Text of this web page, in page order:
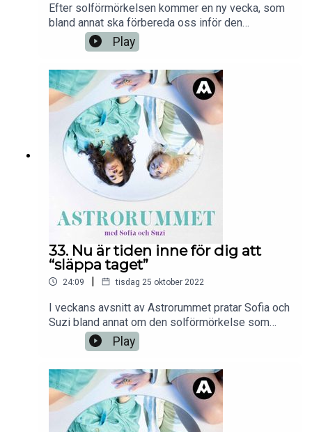
Efter solförmörkelsen kommer en ny vecka, som
bland annat ska förbereda oss inför den
kommande månförmörkelsen. Mer om detta plus
veckans snabba, här kommer veckans astro för
Play
33. Nu är tiden inne för dig att
“släppa taget”
24:09 | tisdag 25 oktober 2022
I veckans avsnitt av Astrorummet pratar Sofia och
Suzi bland annat om den solförmörkelse som
precis skett och Sofia förklarar hur en fömörkelse
påverkas oss, både mentalt och fysiskt. Suzi och
Sofia pratar om att lyckas se på mörkret med nya
ögon och kanske även försöka omfamna det.
Dessutom är tiden nu kommen för oss att släppa
taget om någonting, Mer om detta, i veckans
Astrorummet.En podd från Aller Media.
Play